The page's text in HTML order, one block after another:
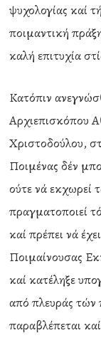
ψυχολογίας καί
ποιμαντική
καλή επιτυχία
Κατόπιν
Αρχιεπισκόπου
Χριστοδούλου,
Ποιμένας δέν
ούτε νά εκχωρεί
πραγματοποιεί
καί πρέπει νά
Ποιμαίνουσας
καί κατέληξε
από πλευράς τών
παραβλέπεται